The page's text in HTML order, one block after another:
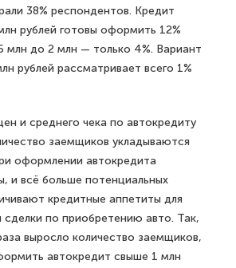
38% респондентов. Кредит
рублей готовы оформить 12%
млн до 2 млн — только 4%. Вариант
рублей рассматривает всего 1%
и среднего чека по автокредиту
заемщиков укладываются
оформлении автокредита
и всё больше потенциальных
кредитные аппетиты для
сделки по приобретению авто. Так,
выросло количество заемщиков,
автокредит свыше 1 млн